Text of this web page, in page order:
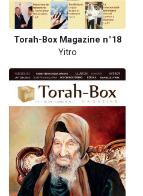
Torah-Box Magazine n°18
Yitro